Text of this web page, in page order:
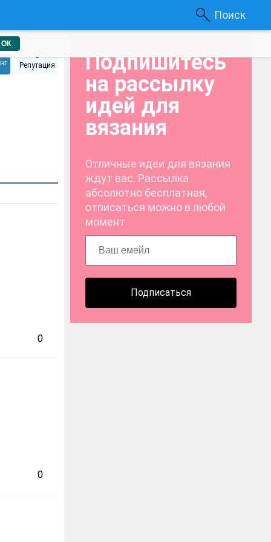
Поиск
0
Репутация
0
0
Подпишитесь
на рассылку
идей для
вязания
Отличные идеи для вязания
ждут вас. Рассылка
абсолютно бесплатная,
отписаться можно в любой
момент
Подписаться
ОК